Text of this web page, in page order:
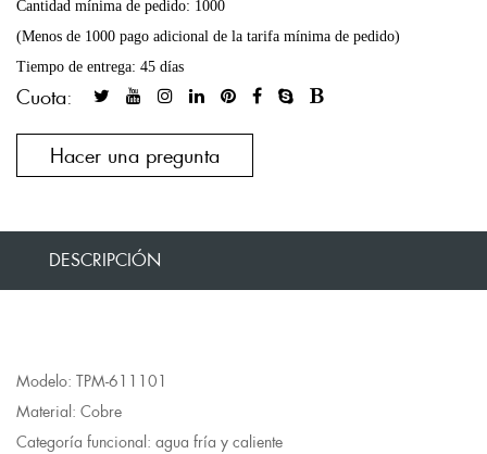
Cantidad mínima de pedido: 1000
(Menos de 1000 pago adicional de la tarifa mínima de pedido)
Tiempo de entrega: 45 días
Cuota:
Hacer una pregunta
DESCRIPCIÓN
Modelo: TPM-611101
Material: Cobre
Categoría funcional: agua fría y caliente